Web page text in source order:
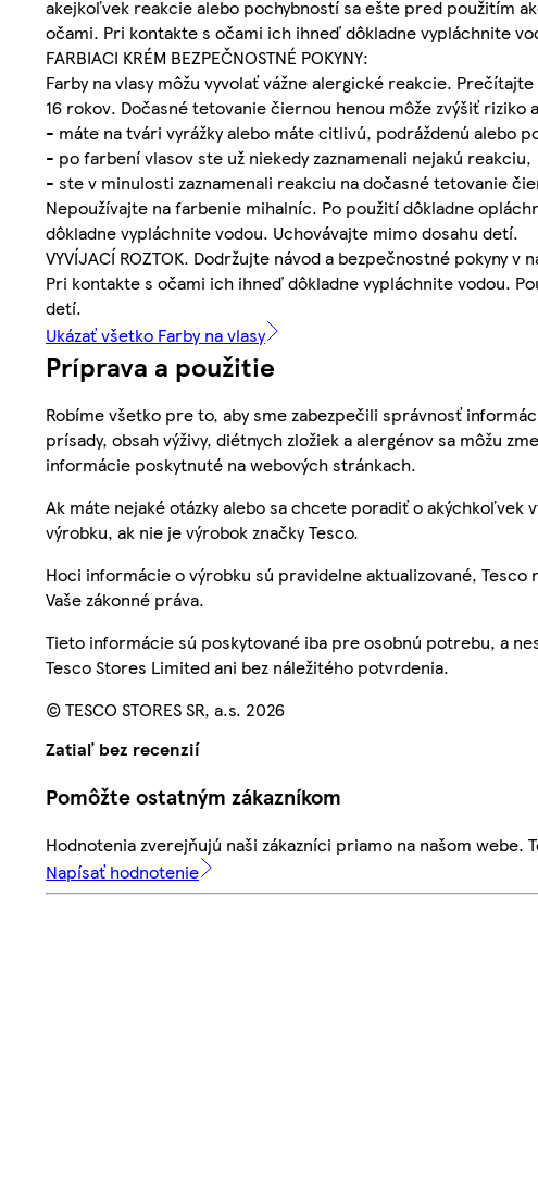
akejkoľvek reakcie alebo pochybností sa ešte pred použitím
očami. Pri kontakte s očami ich ihneď dôkladne vypláchnite
FARBIACI KRÉM BEZPEČNOSTNÉ POKYNY:
Farby na vlasy môžu vyvolať vážne alergické reakcie.
16 rokov. Dočasné tetovanie čiernou henou môže zvýšiť riziko
- máte na tvári vyrážky alebo máte citlivú, podráždenú alebo
- po farbení vlasov ste už niekedy zaznamenali nejakú reakciu,
- ste v minulosti zaznamenali reakciu na dočasné tetovanie
Nepoužívajte na farbenie mihalníc. Po použití dôkladne
dôkladne vypláchnite vodou. Uchovávajte mimo dosahu detí.
VYVÍJACÍ ROZTOK. Dodržujte návod a bezpečnostné pokyny
Pri kontakte s očami ich ihneď dôkladne vypláchnite vodou.
detí.
Ukázať všetko Farby na vlasy
Príprava a použitie
Robíme všetko pre to, aby sme zabezpečili správnosť
prísady, obsah výživy, diétnych zložiek a alergénov sa môžu
informácie poskytnuté na webových stránkach.
Ak máte nejaké otázky alebo sa chcete poradiť o akýchkoľvek
výrobku, ak nie je výrobok značky Tesco.
Hoci informácie o výrobku sú pravidelne aktualizované,
Vaše zákonné práva.
Tieto informácie sú poskytované iba pre osobnú potrebu, a
Tesco Stores Limited ani bez náležitého potvrdenia.
© TESCO STORES SR, a.s. 2026
Zatiaľ bez recenzií
Pomôžte ostatným zákazníkom
Hodnotenia zverejňujú naši zákazníci priamo na našom webe.
Napísať hodnotenie